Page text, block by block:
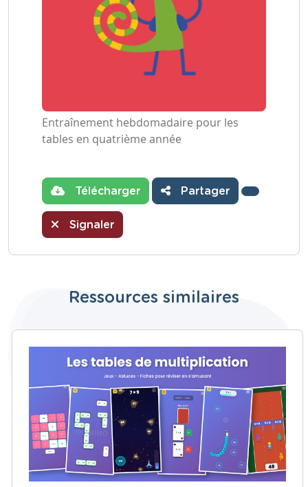
Entraînement hebdomadaire pour les
tables en quatrième année
Télécharger Partager
Signaler
Ressources similaires